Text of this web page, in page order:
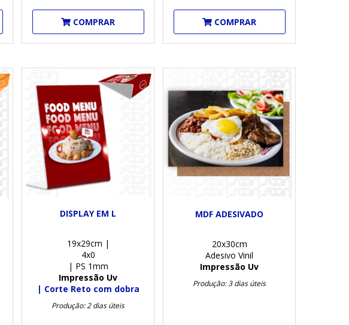
COMPRAR COMPRAR
DISPLAY EM L
19x29cm |
4x0
| PS 1mm
Impressão Uv
| Corte Reto com dobra
Produção: 2 dias úteis
MDF ADESIVADO
20x30cm
Adesivo Vinil
Impressão Uv
Produção: 3 dias úteis